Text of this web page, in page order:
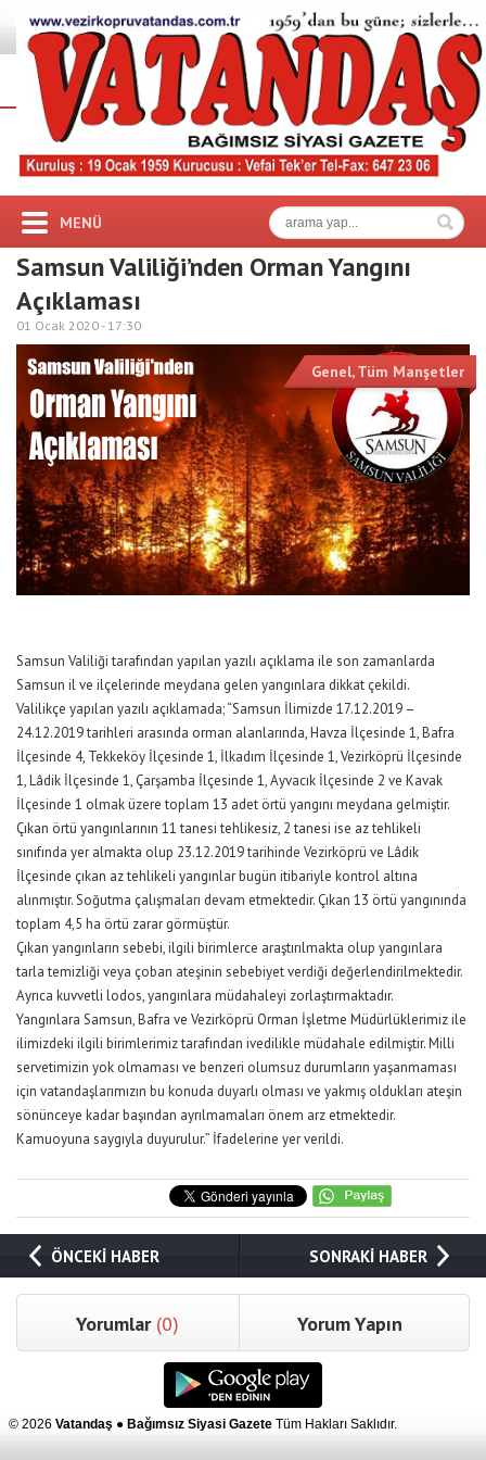
MENÜ
Samsun Valiliği’nden Orman Yangını
Açıklaması
01 Ocak 2020 - 17:30
Genel,Tüm Manşetler
Samsun Valiliği tarafından yapılan yazılı açıklama ile son zamanlarda
Samsun il ve ilçelerinde meydana gelen yangınlara dikkat çekildi.
Valilikçe yapılan yazılı açıklamada; “Samsun İlimizde 17.12.2019 –
24.12.2019 tarihleri arasında orman alanlarında, Havza İlçesinde 1, Bafra
İlçesinde 4, Tekkeköy İlçesinde 1, İlkadım İlçesinde 1, Vezirköprü İlçesinde
1, Lâdik İlçesinde 1, Çarşamba İlçesinde 1, Ayvacık İlçesinde 2 ve Kavak
İlçesinde 1 olmak üzere toplam 13 adet örtü yangını meydana gelmiştir.
Çıkan örtü yangınlarının 11 tanesi tehlikesiz, 2 tanesi ise az tehlikeli
sınıfında yer almakta olup 23.12.2019 tarihinde Vezirköprü ve Lâdik
İlçesinde çıkan az tehlikeli yangınlar bugün itibariyle kontrol altına
alınmıştır. Soğutma çalışmaları devam etmektedir. Çıkan 13 örtü yangınında
toplam 4,5 ha örtü zarar görmüştür.
Çıkan yangınların sebebi, ilgili birimlerce araştırılmakta olup yangınlara
tarla temizliği veya çoban ateşinin sebebiyet verdiği değerlendirilmektedir.
Ayrıca kuvvetli lodos, yangınlara müdahaleyi zorlaştırmaktadır.
Yangınlara Samsun, Bafra ve Vezirköprü Orman İşletme Müdürlüklerimiz ile
ilimizdeki ilgili birimlerimiz tarafından ivedilikle müdahale edilmiştir. Milli
servetimizin yok olmaması ve benzeri olumsuz durumların yaşanmaması
için vatandaşlarımızın bu konuda duyarlı olması ve yakmış oldukları ateşin
sönünceye kadar başından ayrılmamaları önem arz etmektedir.
Kamuoyuna saygıyla duyurulur.” İfadelerine yer verildi.
ÖNCEKİ HABER SONRAKİ HABER
Yorumlar (0) Yorum Yapın
© 2026 Vatandaş ● Bağımsız Siyasi Gazete Tüm Hakları Saklıdır.